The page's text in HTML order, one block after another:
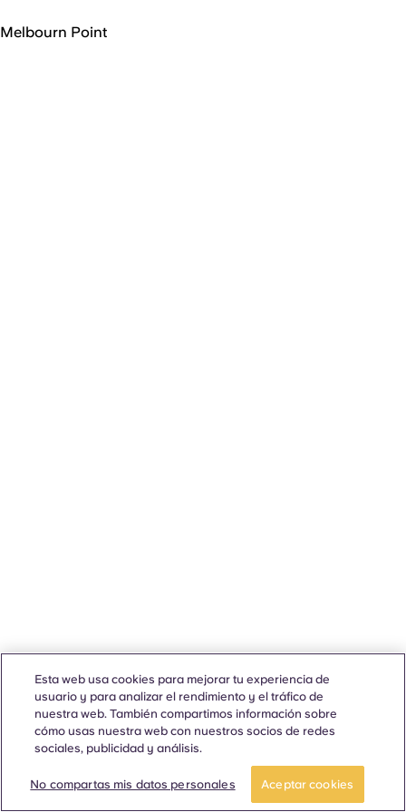
Melbourn Point
Esta web usa cookies para mejorar tu experiencia de
usuario y para analizar el rendimiento y el tráfico de
nuestra web. También compartimos información sobre
cómo usas nuestra web con nuestros socios de redes
sociales, publicidad y análisis.
No compartas mis datos personales Aceptar cookies